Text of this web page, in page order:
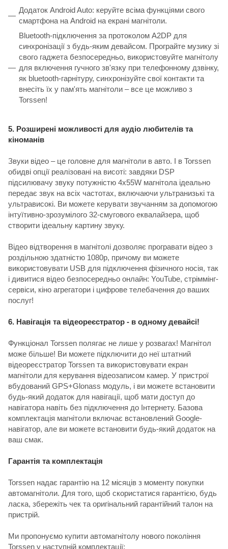
Додаток Android Auto: керуйте всіма функціями свого
смартфона на Android на екрані магнітоли.
Bluetooth-підключення за протоколом A2DP для
синхронізації з будь-яким девайсом. Програйте музику зі
свого гаджета безпосередньо, використовуйте магнітолу
для включення гучного зв'язку при телефонному дзвінку,
як bluetooth-гарнітуру, синхронізуйте свої контакти та
внесіть їх у пам'ять магнітоли – все це можливо з
Torssen!
5. Розширені можливості для аудіо любителів та
кіноманів
Звуки відео – це головне для магнітоли в авто. І в Torssen
обидві опції реалізовані на висоті: завдяки DSP
підсилювачу звуку потужністю 4х55W магнітола ідеально
передає звук на всіх частотах, включаючи ультранизькі та
ультрависокі. Ви можете керувати звучанням за допомогою
інтуїтивно-зрозумілого 32-смугового еквалайзера, щоб
створити ідеальну картину звуку.
Відео відтворення в магнітолі дозволяє програвати відео з
роздільною здатністю 1080р, причому ви можете
використовувати USB для підключення фізичного носія, так
і дивитися відео безпосередньо онлайн: YouTube, стріммінг-
сервіси, кіно агрегатори і цифрове телебачення до ваших
послуг!
6. Навігація та відеореєстратор - в одному девайсі!
Функціонал Torssen полягає не лише у розвагах! Магнітол
може більше! Ви можете підключити до неї штатний
відеореєстратор Torssen та використовувати екран
магнітоли для керування відеозаписом камер. У пристрої
вбудований GPS+Glonass модуль, і ви можете встановити
будь-який додаток для навігації, щоб мати доступ до
навігатора навіть без підключення до Інтернету. Базова
комплектація магнітоли включає встановлений Google-
навігатор, але ви можете встановити будь-який додаток на
ваш смак.
Гарантія та комплектація
Torssen надає гарантію на 12 місяців з моменту покупки
автомагнітоли. Для того, щоб скористатися гарантією, будь
ласка, збережіть чек та оригінальний гарантійний талон на
пристрій.
Ми пропонуємо купити автомагнітолу нового покоління
Torssen у наступній комплектації: